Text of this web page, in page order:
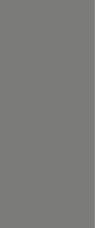
die.hofkiste/
p/Die-